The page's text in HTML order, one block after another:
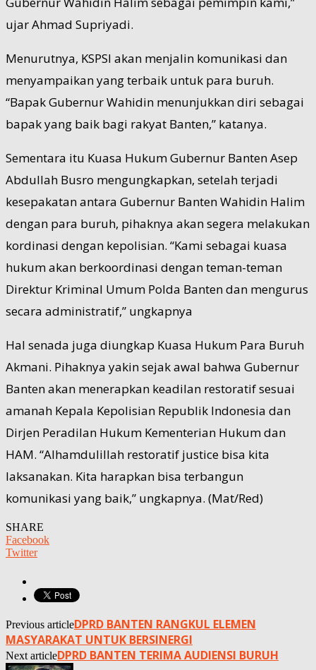
ujar Ahmad Supriyadi.
Menurutnya, KSPSI akan menjalin komunikasi dan
menyampaikan yang terbaik untuk para buruh.
“Bapak Gubernur Wahidin menunjukkan diri sebagai
bapak yang baik bagi rakyat Banten,” katanya.
Sementara itu Kuasa Hukum Gubernur Banten Asep
Abdullah Busro mengungkapkan, setelah terjadi
kesepakatan antara Gubernur Banten Wahidin Halim
dengan para buruh, pihaknya akan segera melakukan
kordinasi dengan kepolisian. “Kami sebagai kuasa
hukum akan berkoordinasi dengan teman-teman
Direktur Kriminal Umum Polda Banten dan mengurus
secara administratif,” ungkapnya
Hal senada juga diungkap Kuasa Hukum Para Buruh
Akmani. Pihaknya yakin sejak awal bahwa Gubernur
Banten akan menerapkan keadilan restoratif sesuai
amanah Kepala Kepolisian Republik Indonesia dan
Dirjen Peradilan Hukum Kementerian Hukum dan
HAM. “Alhamdulillah restoratif justice bisa kita
laksanakan. Kita harapkan bisa terbangun
komunikasi yang baik,” ungkapnya. (Mat/Red)
SHARE
Facebook
Twitter
Previous articleDPRD BANTEN RANGKUL ELEMEN
MASYARAKAT UNTUK BERSINERGI
Next articleDPRD BANTEN TERIMA AUDIENSI BURUH